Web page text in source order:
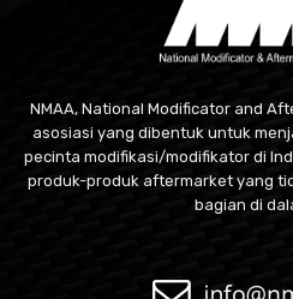
NMAA, National Modificator and
asosiasi yang dibentuk untuk
pecinta modifikasi/modifikator di
produk-produk aftermarket yang
bagian di